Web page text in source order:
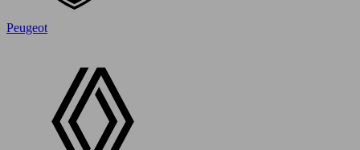
Peugeot